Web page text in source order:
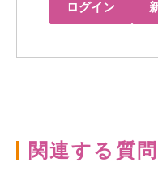
ログイン
関連する質問